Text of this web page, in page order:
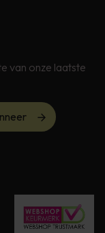
van onze laatste